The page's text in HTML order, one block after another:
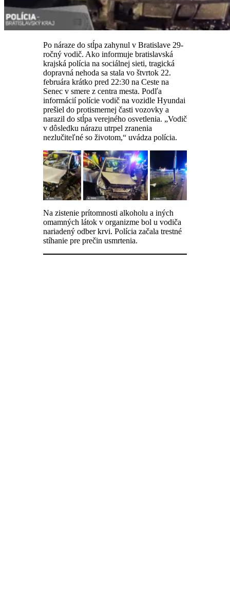
Po náraze do stĺpa zahynul v Bratislave 29-
ročný vodič. Ako informuje bratislavská
krajská polícia na sociálnej sieti, tragická
dopravná nehoda sa stala vo štvrtok 22.
februára krátko pred 22:30 na Ceste na
Senec v smere z centra mesta. Podľa
informácií polície vodič na vozidle Hyundai
prešiel do protismernej časti vozovky a
narazil do stĺpa verejného osvetlenia. „Vodič
v dôsledku nárazu utrpel zranenia
nezlučiteľné so životom,“ uvádza polícia.
Na zistenie prítomnosti alkoholu a iných
omamných látok v organizme bol u vodiča
nariadený odber krvi. Polícia začala trestné
stíhanie pre prečin usmrtenia.